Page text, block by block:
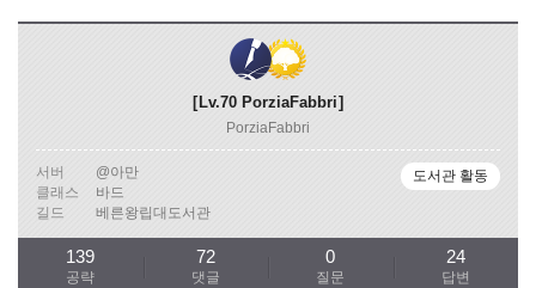
Lv.70 PorziaFabbri
PorziaFabbri
서버
@아만
클래스
바드
길드
베른왕립대도서관
도서관 활동
공략
139
댓글
72
질문
0
답변
24